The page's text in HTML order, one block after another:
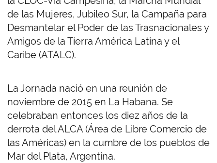
de las Mujeres, Jubileo Sur, la Campaña para
Desmantelar el Poder de las Trasnacionales y
Amigos de la Tierra América Latina y el
Caribe (ATALC).
La Jornada nació en una reunión de
noviembre de 2015 en La Habana. Se
celebraban entonces los diez años de la
derrota del ALCA (Área de Libre Comercio de
las Américas) en la cumbre de los pueblos de
Mar del Plata, Argentina.